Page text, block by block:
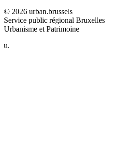
© 2026 urban.brussels
Service public régional Bruxelles
Urbanisme et Patrimoine
u.